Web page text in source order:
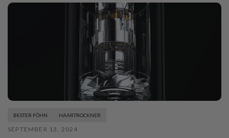
BESTER FÖHN HAARTROCKNER
SEPTEMBER 13, 2024